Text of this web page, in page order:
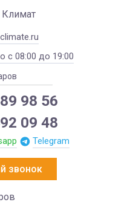
с 08:00 до 19:00
98 56
09 48
Telegram
звонок